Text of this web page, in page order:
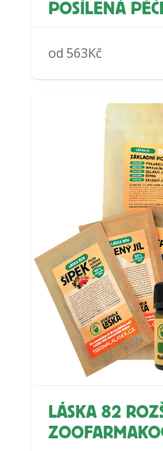
POSÍLENÁ
od 563Kč
LÁSKA 82